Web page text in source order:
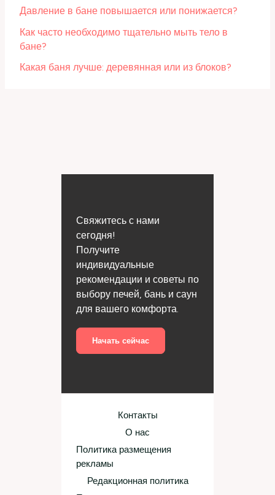
Давление в бане повышается или понижается?
Как часто необходимо тщательно мыть тело в
бане?
Какая баня лучше: деревянная или из блоков?
Свяжитесь с нами
сегодня!
Получите
индивидуальные
рекомендации и советы по
выбору печей, бань и саун
для вашего комфорта.
Начать сейчас
Контакты
О нас
Политика размещения
рекламы
Редакционная политика